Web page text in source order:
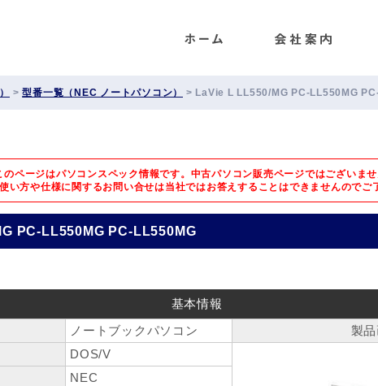
>型番一覧（NEC ノートパソコン） > LaVie L LL550/MG PC-LL550MG
のページはパソコンスペック情報です。中古パソコン販売ページではございま
い方や仕様に関するお問い合せは当社ではお答えすることはできませんのでご
PC-LL550MG PC-LL550MG
基本情報
ノートブックパソコン
製
DOS/V
NEC